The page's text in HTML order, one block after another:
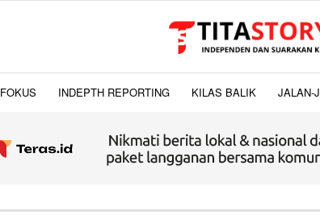
FOKUS INDEPTH REPORTING KILAS BALIK JALAN-